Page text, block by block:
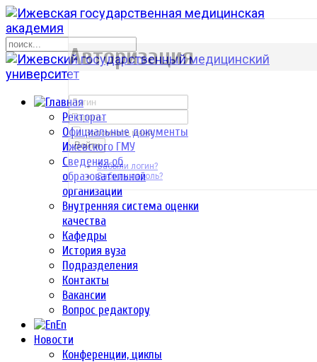
Ректорат
Официальные документы
Ижевского ГМУ
Сведения об
образовательной
организации
Внутренняя система оценки
качества
Кафедры
История вуза
Подразделения
Контакты
Вакансии
Вопрос редактору
En
Новости
Конференции, циклы
р
Авторизация
Запомнить меня
Войти
Забыли логин?
Забыли пароль?